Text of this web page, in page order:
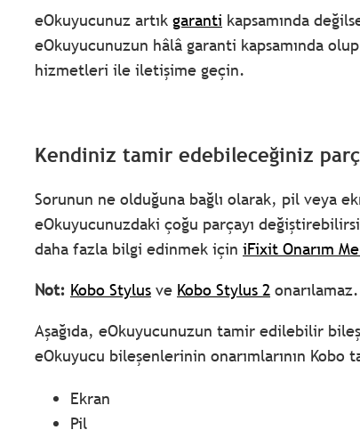
eOkuyucunuz artık garanti kapsamında
eOkuyucunuzun hâlâ garanti kapsamında
hizmetleri ile iletişime geçin.
Kendiniz tamir edebileceğiniz
Sorunun ne olduğuna bağlı olarak, pil veya
eOkuyucunuzdaki çoğu parçayı
daha fazla bilgi edinmek için iFixit Onarım
Not: Kobo Stylus ve Kobo Stylus 2 onarılamaz.
Aşağıda, eOkuyucunuzun tamir edilebilir
eOkuyucu bileşenlerinin onarımlarının
Ekran
Pil